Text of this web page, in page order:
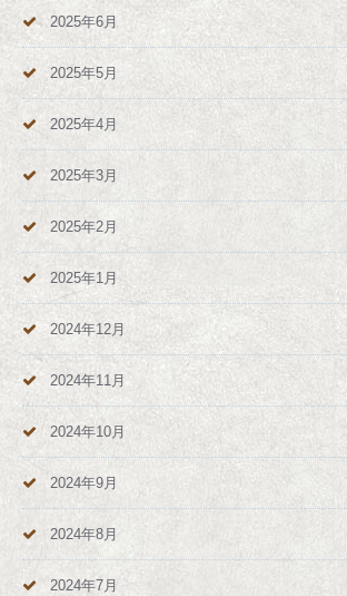
2025年6月
2025年5月
2025年4月
2025年3月
2025年2月
2025年1月
2024年12月
2024年11月
2024年10月
2024年9月
2024年8月
2024年7月